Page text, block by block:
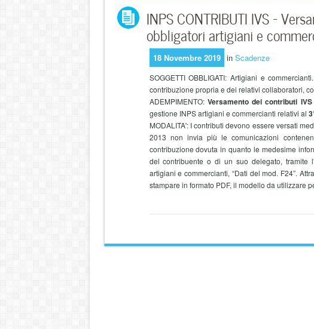
INPS CONTRIBUTI IVS –
obbligatori artigiani e
18 Novembre 2019 in Scadenze
SOGGETTI OBBLIGATI: Artigiani e
contribuzione propria e dei relativi collaboratori,
ADEMPIMENTO: Versamento dei contributi
gestione INPS artigiani e commercianti relativi al
MODALITA': I contributi devono essere versati
2013 non invia più le comunicazioni
contribuzione dovuta in quanto le medesime
del contribuente o di un suo delegato, tramite
artigiani e commercianti, “Dati del mod. F24”.
stampare in formato PDF, il modello da utilizzare